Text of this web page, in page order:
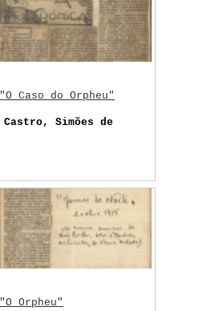
"O Caso do Orpheu"
Castro, Simões de
"O Orpheu"